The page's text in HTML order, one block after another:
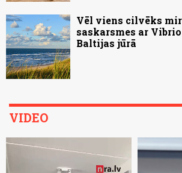
Vēl viens cilvēks
saskarsmes ar
Baltijas jūrā
VIDEO